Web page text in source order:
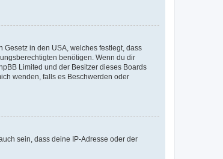
Gesetz in den USA, welches festlegt, dass
benötigen. Wenn du dir
Limited und der Besitzer dieses Boards
wenden, falls es Beschwerden oder
sein, dass deine IP-Adresse oder der